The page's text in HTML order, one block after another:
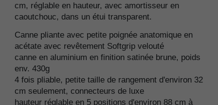
cm, réglable en hauteur, avec amortisseur en
caoutchouc, dans un étui transparent.
Canne pliante avec petite poignée anatomique en
acétate avec revêtement Softgrip velouté
canne en aluminium en finition satinée brune, poids
env. 430g
4 fois pliable, petite taille de rangement d'environ 32
cm seulement, connecteurs de luxe
hauteur réglable en 5 positions d'environ 88 cm à